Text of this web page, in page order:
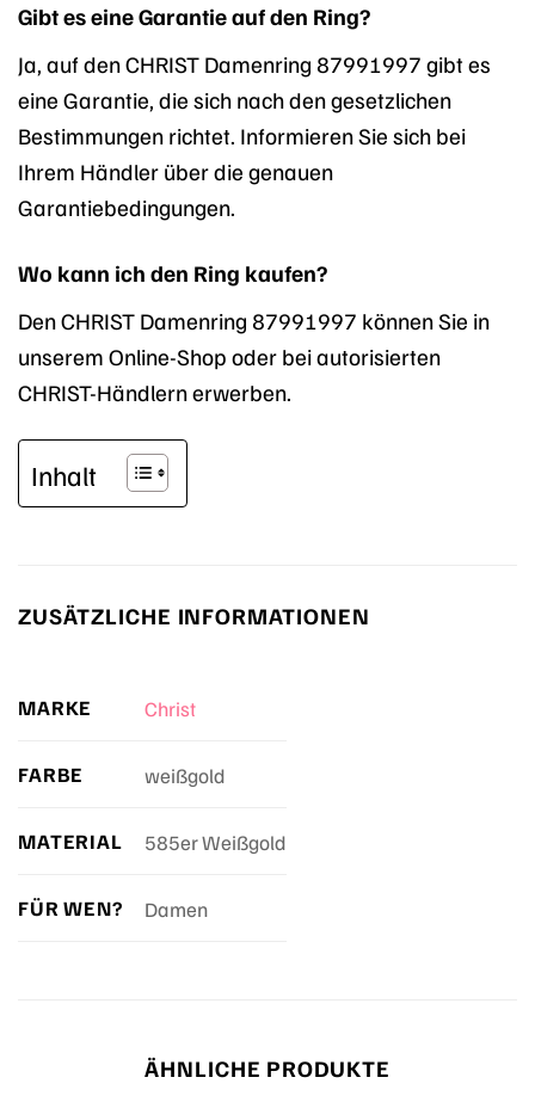
Gibt es eine Garantie auf den Ring?
Ja, auf den CHRIST Damenring 87991997 gibt es
eine Garantie, die sich nach den gesetzlichen
Bestimmungen richtet. Informieren Sie sich bei
Ihrem Händler über die genauen
Garantiebedingungen.
Wo kann ich den Ring kaufen?
Den CHRIST Damenring 87991997 können Sie in
unserem Online-Shop oder bei autorisierten
CHRIST-Händlern erwerben.
Inhalt
ZUSÄTZLICHE INFORMATIONEN
MARKE Christ
FARBE weißgold
MATERIAL 585er Weißgold
FÜR WEN? Damen
ÄHNLICHE PRODUKTE